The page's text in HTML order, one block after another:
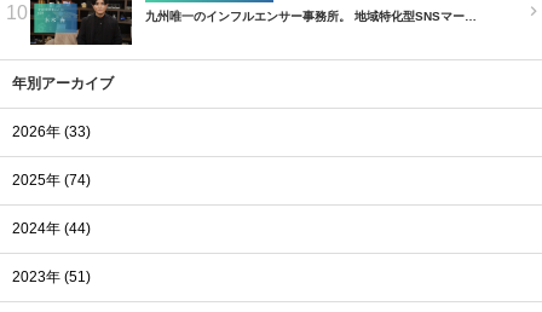
10 九州唯一のインフルエンサー事務所。 地域特化型SNSマー…
年別アーカイブ
2026年 (33)
2025年 (74)
2024年 (44)
2023年 (51)